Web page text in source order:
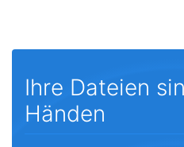
Ihre Dateien
Händen